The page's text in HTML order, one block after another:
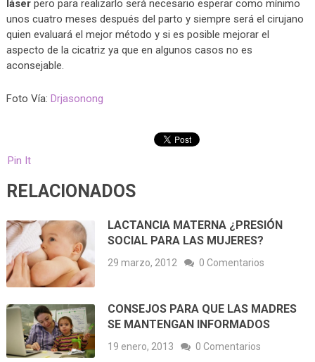
láserpero para realizarlo será necesario esperar como mínimo
unos cuatro meses después del parto y siempre será el cirujano
quien evaluará el mejor método y si es posible mejorar el
aspecto de la cicatriz ya que en algunos casos no es
aconsejable.
Foto Vía: Drjasonong
Pin It
RELACIONADOS
LACTANCIA MATERNA ¿PRESIÓN
SOCIAL PARA LAS MUJERES?
29 marzo, 2012 0 Comentarios
CONSEJOS PARA QUE LAS MADRES
SE MANTENGAN INFORMADOS
19 enero, 2013 0 Comentarios